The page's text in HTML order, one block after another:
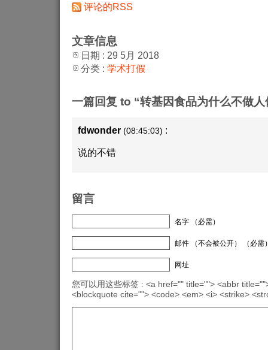
评论的RSS
文章信息
日期 : 29 5月 2018
分类 : 学术打假
一篇回复 to “转基因食品为什么不做人
fdwonder (08:45:03) :
说的不错
留言
名字 （必需）
邮件 （不会被公开） （必需
网址
您可以用这些标签 : <a href="" title=""> <abbr
<blockquote cite=""> <code> <em> <i> <strike>